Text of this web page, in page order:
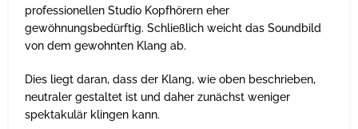
professionellen Studio Kopfhörern eher
gewöhnungsbedürftig. Schließlich weicht das Soundbild
von dem gewohnten Klang ab.
Dies liegt daran, dass der Klang, wie oben beschrieben,
neutraler gestaltet ist und daher zunächst weniger
spektakulär klingen kann.